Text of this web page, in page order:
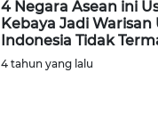
4 Negara Asean ini
Kebaya Jadi Warisan
Indonesia Tidak
4 tahun yang lalu